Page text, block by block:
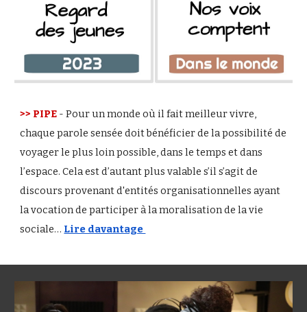
>> PIPE -Pour un monde où il fait meilleur vivre,
chaque parole sensée doit bénéficier de la possibilité de
voyager le plus loin possible, dans le temps et dans
l’espace. Cela est d’autant plus valable s’il s’agit de
discours provenant d'entités organisationnelles ayant
la vocation de participer à la moralisation de la vie
sociale… Lire davantage